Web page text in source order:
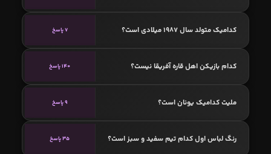
کدامیک متولد سال 1987 میلادی است؟ 7 پاسخ
کدام بازیکن اهل قاره آفریقا نیست؟ 140 پاسخ
ملیت کدامیک یونان است؟ 9 پاسخ
رنگ لباس اول کدام تیم سفید و سبز است؟ 35 پاسخ